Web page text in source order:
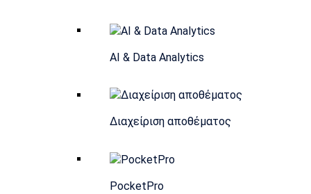
AI & Data Analytics
Διαχείριση αποθέματος
PocketPro